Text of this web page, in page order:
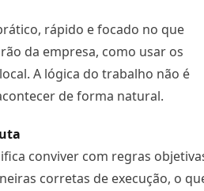
rápido e focado no que
da empresa, como usar os
A lógica do trabalho não é
de forma natural.
conviver com regras
corretas de execução, o